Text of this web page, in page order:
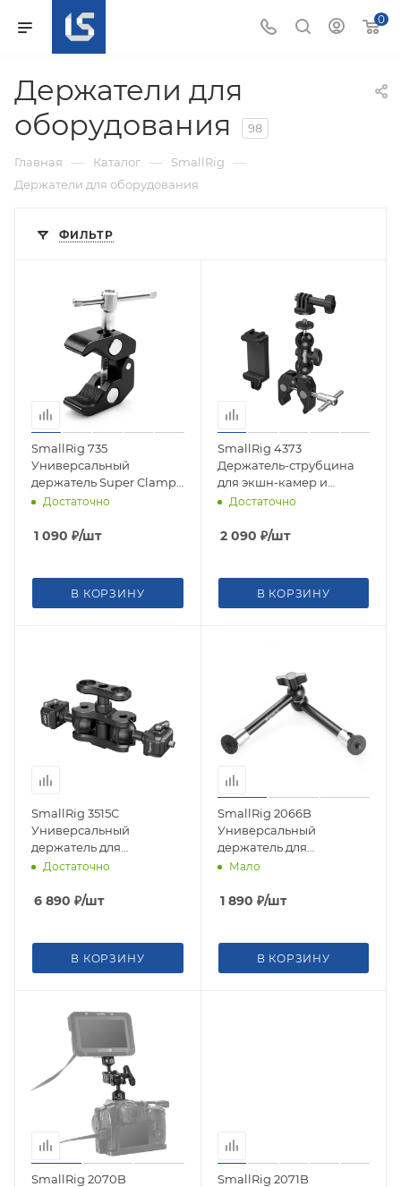
0
Держатели для
оборудования
98
Главная — Каталог — SmallRig —
Держатели для оборудования
ФИЛЬТР
SmallRig 735
Универсальный
держатель Super Clamp
w/ 1/4" and 3/8" thread
Достаточно
1 090 ₽/шт
В КОРЗИНУ
SmallRig 4373
Держатель-струбцина
для экшн-камер и
смартфонов Crab-
Достаточно
2 090 ₽/шт
В КОРЗИНУ
SmallRig 3515С
Универсальный
держатель для
аксессуаров Drop-in
(крепление 1/4")
Достаточно
6 890 ₽/шт
В КОРЗИНУ
SmallRig 2066B
Универсальный
держатель для
аксессуаров 9,5 inch
Мало
1 890 ₽/шт
В КОРЗИНУ
SmallRig 2070B
SmallRig 2071B